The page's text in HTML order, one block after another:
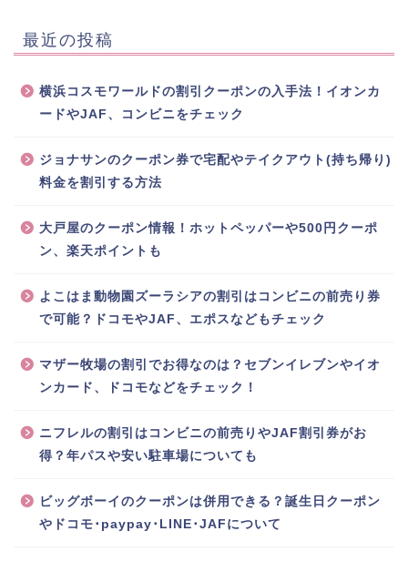
最近の投稿
横浜コスモワールドの割引クーポンの入手法！イオンカ
ードやJAF、コンビニをチェック
ジョナサンのクーポン券で宅配やテイクアウト(持ち帰り)
料金を割引する方法
大戸屋のクーポン情報！ホットペッパーや500円クーポ
ン、楽天ポイントも
よこはま動物園ズーラシアの割引はコンビニの前売り券
で可能？ドコモやJAF、エポスなどもチェック
マザー牧場の割引でお得なのは？セブンイレブンやイオ
ンカード、ドコモなどをチェック！
ニフレルの割引はコンビニの前売りやJAF割引券がお
得？年パスや安い駐車場についても
ビッグボーイのクーポンは併用できる？誕生日クーポン
やドコモ･paypay･LINE･JAFについて